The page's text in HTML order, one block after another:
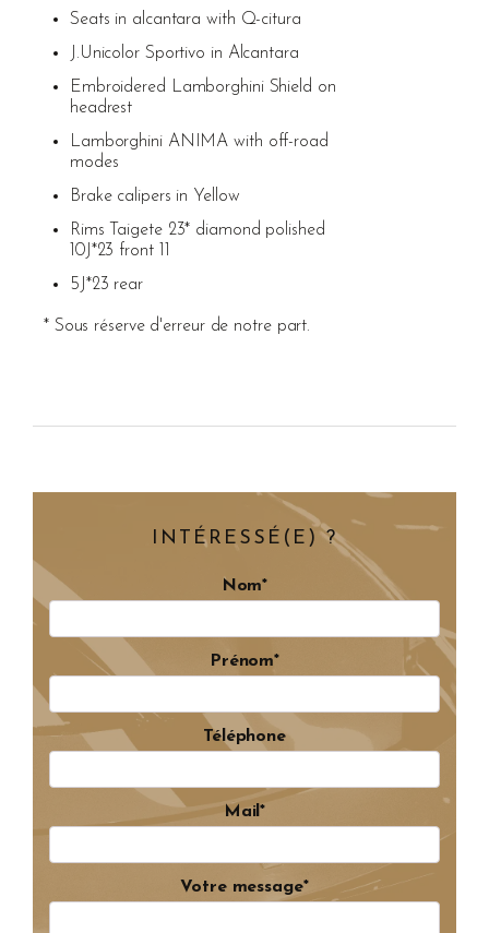
Seats in alcantara with Q-citura
J.Unicolor Sportivo in Alcantara
Embroidered Lamborghini Shield on
headrest
Lamborghini ANIMA with off-road
modes
Brake calipers in Yellow
Rims Taigete 23* diamond polished
10J*23 front 11
5J*23 rear
* Sous réserve d'erreur de notre part.
INTÉRESSÉ(E) ?
Nom*
Prénom*
Téléphone
Mail*
Votre message*